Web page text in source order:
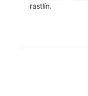
rastlín.